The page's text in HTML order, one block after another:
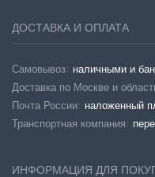
ДОСТАВКА И ОПЛАТА
Самовывоз: наличными и
Доставка по Москве и
Почта России: наложенный
Транспортная компания:
ИНФОРМАЦИЯ ДЛЯ